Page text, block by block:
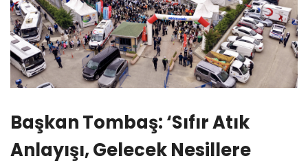
Başkan Tombaş: ‘Sıfır Atık
Anlayışı, Gelecek Nesillere